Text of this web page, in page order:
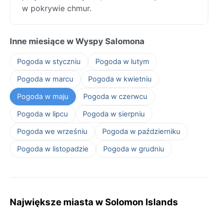
w pokrywie chmur.
Inne miesiące w Wyspy Salomona
Pogoda w styczniu
Pogoda w lutym
Pogoda w marcu
Pogoda w kwietniu
Pogoda w maju
Pogoda w czerwcu
Pogoda w lipcu
Pogoda w sierpniu
Pogoda we wrześniu
Pogoda w październiku
Pogoda w listopadzie
Pogoda w grudniu
Największe miasta w Solomon Islands